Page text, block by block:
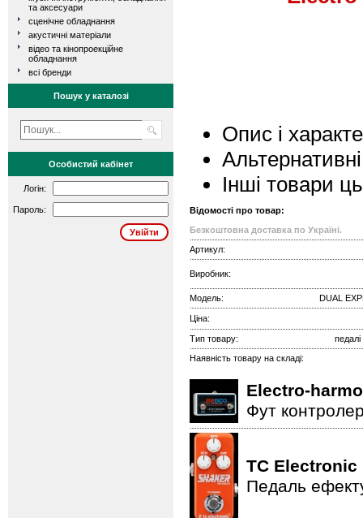
та аксесуари
сценічне обладнання
акустичні матеріали
відео та кінопроекційне
обладнання
всі бренди
Пошук у каталозі
Особистий кабінет
Логін:
Пароль:
Опис і
Інші товари
Відомості про товар:
Безкоштовна доставка по Україні.
Артикул:
Виробник:
Модель: DUAL
Ціна:
Тип товару:
педалі
Наявність товару на складі:
Electro-
Фут
TC Electronic
Педаль